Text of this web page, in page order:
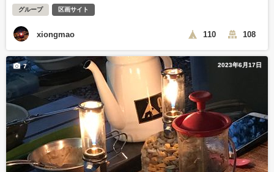
グループ 区画サイト
xiongmao 110 108
2023年6月17日
7